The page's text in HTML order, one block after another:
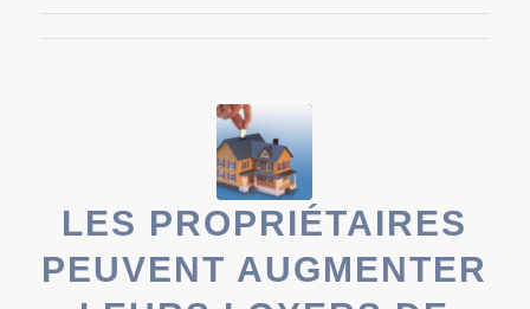
LES PROPRIÉTAIRES
PEUVENT AUGMENTER